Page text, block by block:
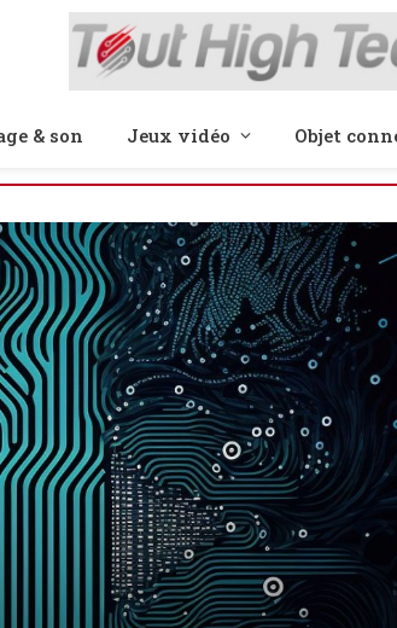
& son Jeux vidéo Objet